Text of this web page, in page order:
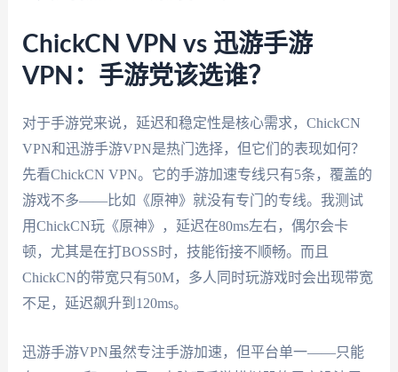
ChickCN VPN vs 迅游手游
VPN：手游党该选谁？
对于手游党来说，延迟和稳定性是核心需求，ChickCN
VPN和迅游手游VPN是热门选择，但它们的表现如何？
先看ChickCN VPN。它的手游加速专线只有5条，覆盖的
游戏不多——比如《原神》就没有专门的专线。我测试
用ChickCN玩《原神》，延迟在80ms左右，偶尔会卡
顿，尤其是在打BOSS时，技能衔接不顺畅。而且
ChickCN的带宽只有50M，多人同时玩游戏时会出现带宽
不足，延迟飙升到120ms。
迅游手游VPN虽然专注手游加速，但平台单一——只能